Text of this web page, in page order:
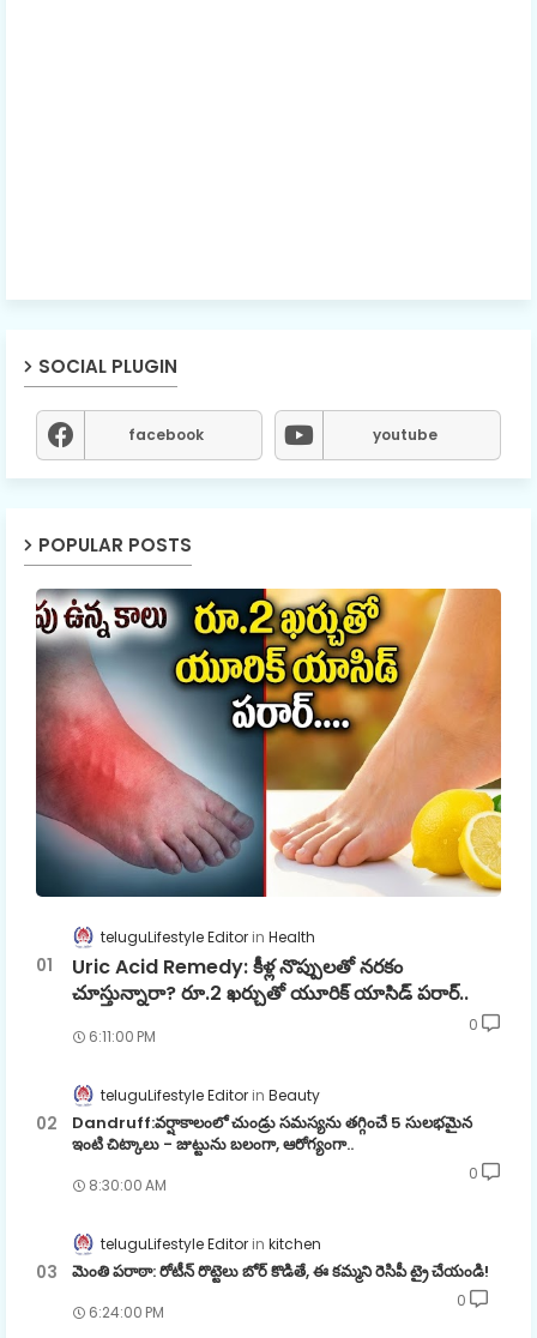
SOCIAL PLUGIN
facebook youtube
POPULAR POSTS
teluguLifestyle Editor Health
Uric Acid Remedy: కీళ్ల నొప్పులతో నరకం
చూస్తున్నారా? రూ.2 ఖర్చుతో యూరిక్ యాసిడ్ పరార్..
6:11:00 PM
0
teluguLifestyle Editor Beauty
Dandruff:వర్షాకాలంలో చుండ్రు సమస్యను తగ్గించే 5 సులభమైన
ఇంటి చిట్కాలు - జుట్టును బలంగా, ఆరోగ్యంగా..
8:30:00 AM
0
teluguLifestyle Editor kitchen
మెంతి పరాఠా: రోటీన్ రొట్టెలు బోర్ కొడితే, ఈ కమ్మని రెసిపీ ట్రై చేయండి!
6:24:00 PM
0